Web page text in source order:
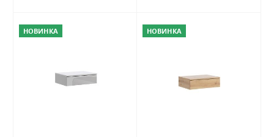
НОВИНКА НОВИНКА